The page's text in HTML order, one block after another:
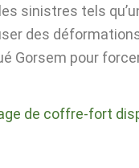
sinistres tels
des
Gorsem pour
de coffre-fort